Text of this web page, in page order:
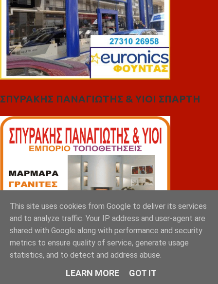
ΣΠΥΡΑΚΗΣ ΠΑΝΑΓΙΩΤΗΣ & YIOI ΣΠΑΡΤΗ
This site uses cookies from Google to deliver its services
and to analyze traffic. Your IP address and user-agent are
shared with Google along with performance and security
metrics to ensure quality of service, generate usage
statistics, and to detect and address abuse.
LEARN MORE GOT IT